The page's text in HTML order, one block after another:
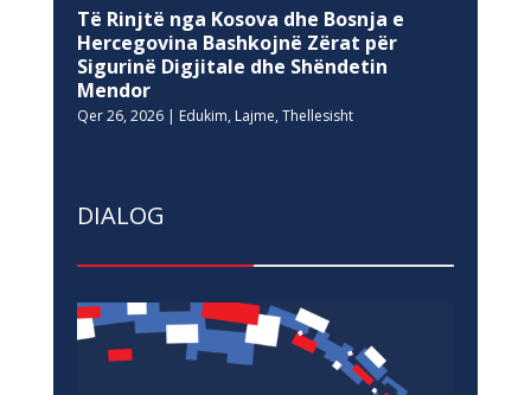
Të Rinjtë nga Kosova dhe Bosnja e
Hercegovina Bashkojnë Zërat për
Sigurinë Digjitale dhe Shëndetin
Mendor
Qer 26, 2026| Edukim, Lajme, Thellesisht
DIALOG